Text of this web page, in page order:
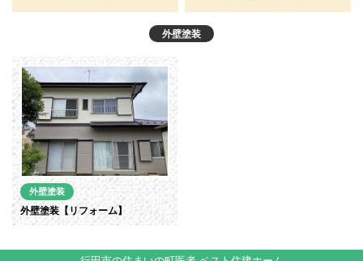
外壁塗装
外壁塗装
外壁塗装【リフォーム】